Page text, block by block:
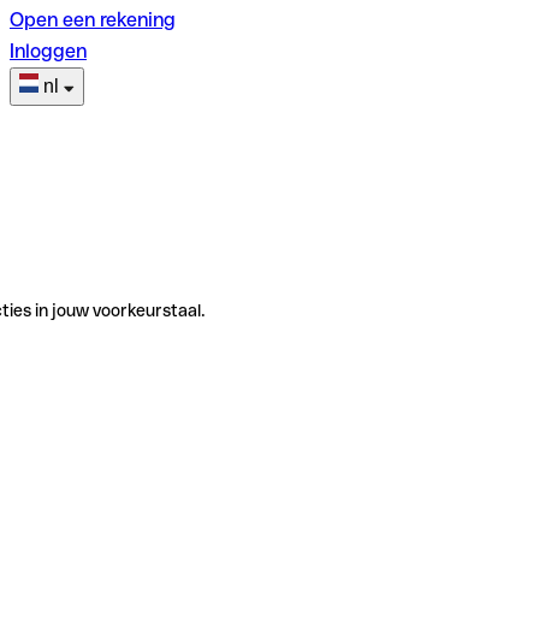
Open een rekening
Inloggen
nl
in jouw voorkeurstaal.